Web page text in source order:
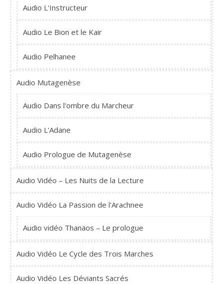
Audio L'Instructeur
Audio Le Bion et le Kair
Audio Pelhanee
Audio Mutagenèse
Audio Dans l'ombre du Marcheur
Audio L'Adane
Audio Prologue de Mutagenèse
Audio Vidéo – Les Nuits de la Lecture
Audio Vidéo La Passion de l'Arachnee
Audio vidéo Thanäos – Le prologue
Audio Vidéo Le Cycle des Trois Marches
Audio Vidéo Les Déviants Sacrés